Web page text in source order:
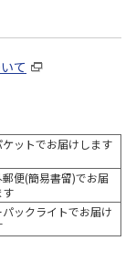
て
ケットでお届けします
郵便(簡易書留)でお届
す
パックライトでお届け